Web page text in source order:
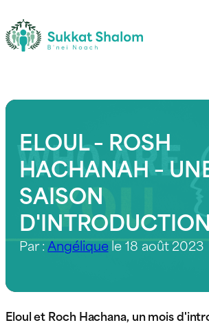
ELOUL – ROSH
HACHANAH –
SAISON
D'INTRODUCTION
Par :Angéliquele 18 août 2023
Eloul et Roch Hachana, un mois